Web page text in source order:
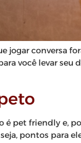
jogar conversa
você levar
é pet friendly e,
pontos para